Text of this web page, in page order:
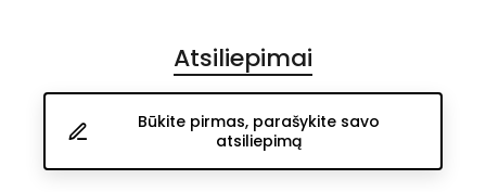
Atsiliepimai
Būkite pirmas, parašykite savo
atsiliepimą